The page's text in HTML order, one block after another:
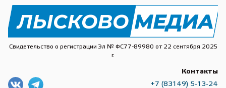
Свидетельство о регистрации Эл № ФС77-89980 от 22 сентября 2025
г.
Контакты
+7 (83149) 5-13-24